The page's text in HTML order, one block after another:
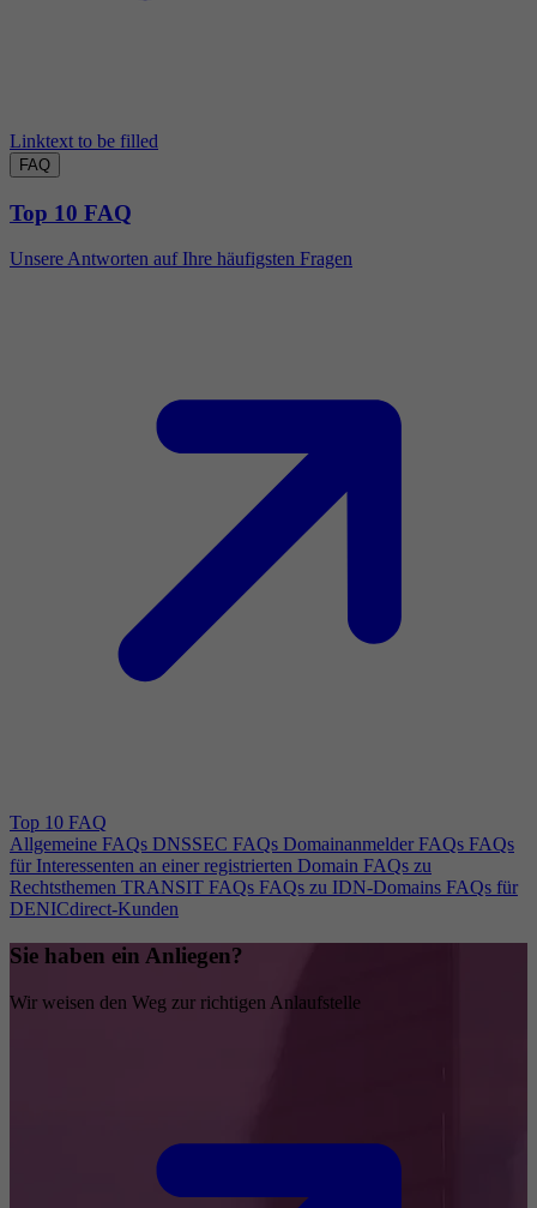
Linktext to be filled
FAQ
Top 10 FAQ
Unsere Antworten auf Ihre häufigsten Fragen
Top 10 FAQ
Allgemeine FAQs DNSSEC FAQs Domainanmelder FAQs FAQs
für Interessenten an einer registrierten Domain FAQs zu
Rechtsthemen TRANSIT FAQs FAQs zu IDN-Domains FAQs für
DENICdirect-Kunden
Sie haben ein Anliegen?
Wir weisen den Weg zur richtigen Anlaufstelle